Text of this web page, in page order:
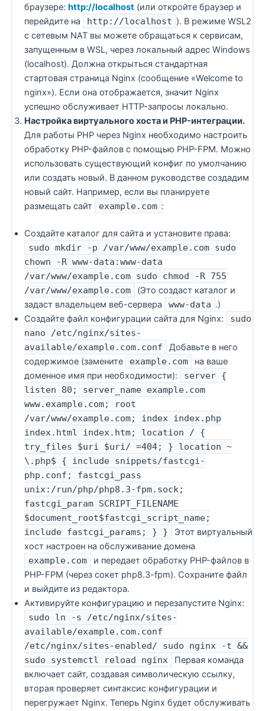
браузере: http://localhost (или откройте браузер и
перейдите на
http://localhost ). В режиме WSL2
с сетевым NAT вы можете обращаться к сервисам,
запущенным в WSL, через локальный адрес Windows
(localhost). Должна открыться стандартная
стартовая страница Nginx (сообщение «Welcome to
nginx»). Если она отображается, значит Nginx
успешно обслуживает HTTP-запросы локально.
Настройка виртуального хоста и PHP-интеграции.
Для работы PHP через Nginx необходимо настроить
обработку PHP-файлов с помощью PHP-FPM. Можно
использовать существующий конфиг по умолчанию
или создать новый. В данном руководстве создадим
новый сайт. Например, если вы планируете
размещать сайт
example.com :
Создайте каталог для сайта и установите права:
sudo mkdir -p /var/www/example.com sudo
chown -R www-data:www-data
/var/www/example.com sudo chmod -R 755
/var/www/example.com
(Это создаст каталог и
задаст владельцем веб-сервера
www-data .)
Создайте файл конфигурации сайта для Nginx:
sudo
nano /etc/nginx/sites-
available/example.com.conf
Добавьте в него
содержимое (замените
example.com
на ваше
доменное имя при необходимости):
server {
listen 80; server_name example.com
www.example.com; root
/var/www/example.com; index index.php
index.html index.htm; location / {
try_files $uri $uri/ =404; } location ~
\.php$ { include snippets/fastcgi-
php.conf; fastcgi_pass
unix:/run/php/php8.3-fpm.sock;
fastcgi_param SCRIPT_FILENAME
$document_root$fastcgi_script_name;
include fastcgi_params; } }
Этот виртуальный
хост настроен на обслуживание домена
example.com
и передает обработку PHP-файлов в
PHP-FPM (через сокет php8.3-fpm). Сохраните файл
и выйдите из редактора.
Активируйте конфигурацию и перезапустите Nginx:
sudo ln -s /etc/nginx/sites-
available/example.com.conf
/etc/nginx/sites-enabled/ sudo nginx -t &&
sudo systemctl reload nginx
Первая команда
включает сайт, создавая символическую ссылку,
вторая проверяет синтаксис конфигурации и
перегружает Nginx. Теперь Nginx будет обслуживать